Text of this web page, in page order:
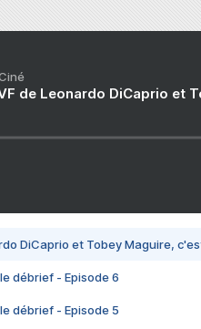
de Leonardo DiCaprio et
DiCaprio et Tobey Maguire,
débrief - Episode 6
débrief - Episode 5